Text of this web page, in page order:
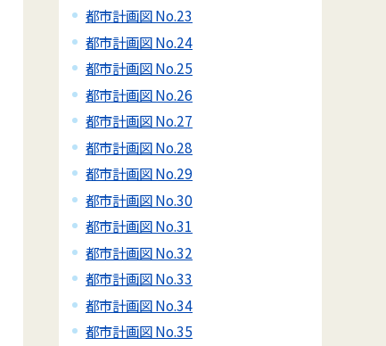
都市計画図 No.23
都市計画図 No.24
都市計画図 No.25
都市計画図 No.26
都市計画図 No.27
都市計画図 No.28
都市計画図 No.29
都市計画図 No.30
都市計画図 No.31
都市計画図 No.32
都市計画図 No.33
都市計画図 No.34
都市計画図 No.35